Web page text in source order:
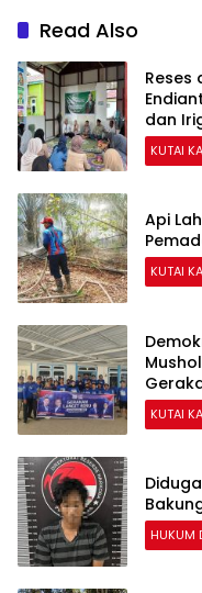
Read Also
Reses
dan
KUTAI
Api
KUTAI
KUTAI
HUKUM